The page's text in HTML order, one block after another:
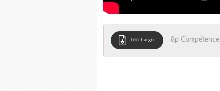
Télécharger 8p